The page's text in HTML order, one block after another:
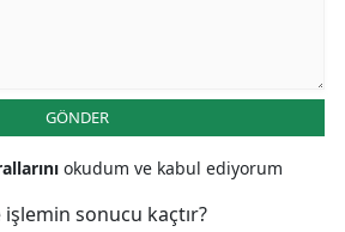
GÖNDER
okudum ve kabul ediyorum
sonucu kaçtır?